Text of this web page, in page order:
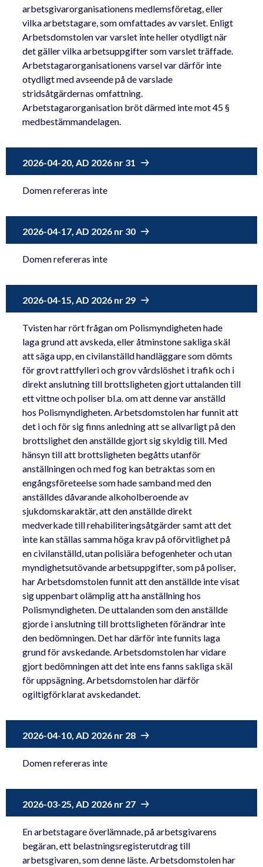
arbetsgivarorganisationens medlemsföretag, eller
vilka arbetstagare, som omfattades av varslet. Enligt
Arbetsdomstolen var varslet inte heller otydligt när
det gäller vilka arbetsuppgifter som varslet träffade.
Arbetstagarorganisationens varsel var därför inte
otydligt med avseende på de varslade
stridsåtgärdernas omfattning.
Arbetstagarorganisation bröt därmed inte mot 45 §
medbestämmandelagen.
2026-04-20, AD 2026 nr 31
Domen refereras inte
2026-04-17, AD 2026 nr 30
Domen refereras inte
2026-04-15, AD 2026 nr 29
Tvisten har rört frågan om Polismyndigheten hade
laga grund att avskeda, eller åtminstone sakliga skäl
att säga upp, en civilanställd handläggare som dömts
för grovt rattfylleri och grov vårdslöshet i trafik och i
direkt anslutning till brottsligheten gjort uttalanden till
ett vittne och poliser bl.a. om att denne var anställd
hos Polismyndigheten. Arbetsdomstolen har funnit att
det i och för sig finns anledning att se allvarligt på den
brottslighet den anställde gjort sig skyldig till. Med
hänsyn till att brottsligheten begåtts utanför
anställningen och med fog kan betraktas som en
engångsföreteelse som hade samband med den
anställdes dåvarande alkoholberoende av
sjukdomskaraktär, att den anställde direkt
medverkade till rehabiliteringsåtgärder samt att det
inte kan ställas samma höga krav på oförvitlighet på
en civilanställd, utan polisiära befogenheter och utan
myndighetsutövande arbetsuppgifter, som på poliser,
har Arbetsdomstolen funnit att den anställde inte visat
sig uppenbart olämplig att ha anställning hos
Polismyndigheten. De uttalanden som den anställde
gjorde i anslutning till brottsligheten förändrar inte
den bedömningen. Det har därför inte funnits laga
grund för avskedande. Arbetsdomstolen har vidare
gjort bedömningen att det inte ens fanns sakliga skäl
för uppsägning. Arbetsdomstolen har därför
ogiltigförklarat avskedandet.
2026-04-10, AD 2026 nr 28
Domen refereras inte
2026-03-25, AD 2026 nr 27
En arbetstagare överlämnade, på arbetsgivarens
begäran, ett belastningsregisterutdrag till
arbetsgivaren, som denne läste. Arbetsdomstolen har